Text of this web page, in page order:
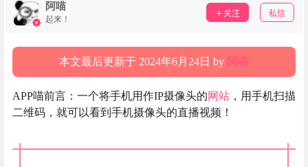
阿喵
起来！
关注 私信
本文最后更新于 2024年6月24日 by 阿喵
APP喵前言：一个将手机用作IP摄像头的网站 ，用手机扫描
二维码，就可以看到手机摄像头的直播视频！